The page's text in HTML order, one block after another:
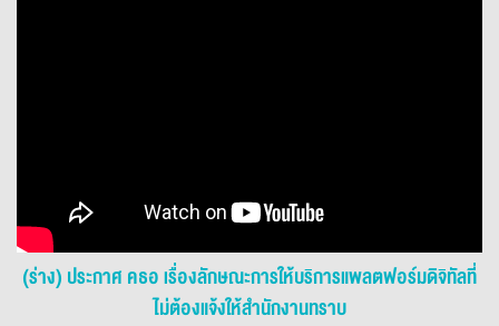
(ร่าง) ประกาศ คธอ เรื่องลักษณะการให้บริการแพลตฟอร์มดิจิทัลที่
ไม่ต้องแจ้งให้สำนักงานทราบ